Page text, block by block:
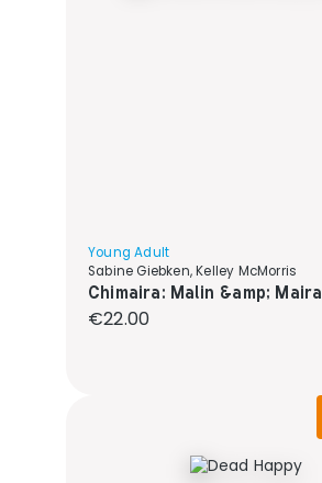
Young Adult
Sabine Giebken, Kelley McMorris
Chimaira: Malin &amp; Maira
Regular price:
€22.00